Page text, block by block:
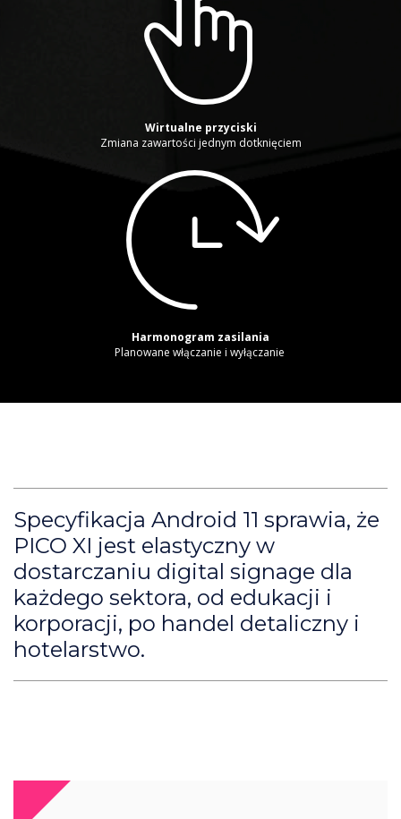
Wirtualne przyciski
Zmiana zawartości jednym dotknięciem
Harmonogram zasilania
Planowane włączanie i wyłączanie
Specyfikacja Android 11 sprawia, że
PICO XI jest elastyczny w
dostarczaniu digital signage dla
każdego sektora, od edukacji i
korporacji, po handel detaliczny i
hotelarstwo.